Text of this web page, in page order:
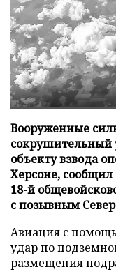
Вооруженные
сокрушительный
объекту взвода
Херсоне,
18-й
с позывным
Авиация с
удар по
размещения